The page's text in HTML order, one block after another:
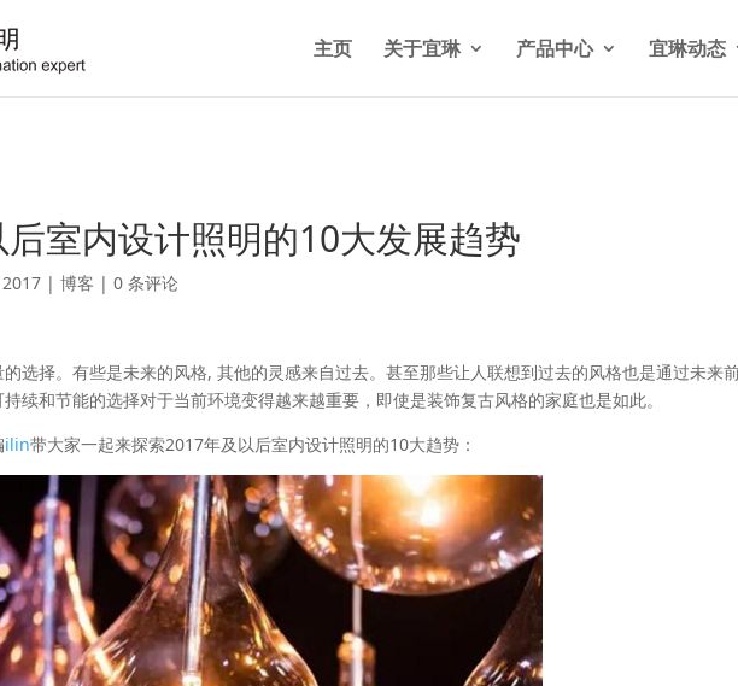
in /var/www/html/ilin/wp-content/themes/Divi/functions.phpon line5841
主页 关于宜琳 产品中心 宜琳动态
室内设计照明的10大发展趋势
|博客 |0 条评论
选择。有些是未来的风格, 其他的灵感来自过去。甚至那些让人联想到过去的风格也是通过未来
续和节能的选择对于当前环境变得越来越重要，即使是装饰复古风格的家庭也是如此。
ilin带大家一起来探索2017年及以后室内设计照明的10大趋势：